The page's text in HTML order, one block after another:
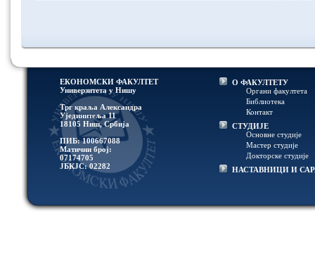
ЕКОНОМСКИ ФАКУЛТЕТ
Универзитетa у Нишу
Трг краља Александра
Ујединитеља 11
18105 Ниш, Србија
ПИБ: 100667088
Матични број:
07174705
ЈБКЈС: 02282
О ФАКУЛТЕТУ
Органи факултета
Библиотека
Контакт
СТУДИЈЕ
Основне студије
Мастер студије
Докторске студије
НАСТАВНИЦИ И